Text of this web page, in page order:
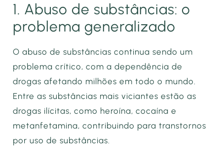
1. Abuso de substâncias: o
problema generalizado
O abuso de substâncias continua sendo um
problema crítico, com a dependência de
drogas afetando milhões em todo o mundo.
Entre as substâncias mais viciantes estão as
drogas ilícitas, como heroína, cocaína e
metanfetamina, contribuindo para transtornos
por uso de substâncias.